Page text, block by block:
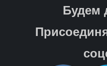
Будем